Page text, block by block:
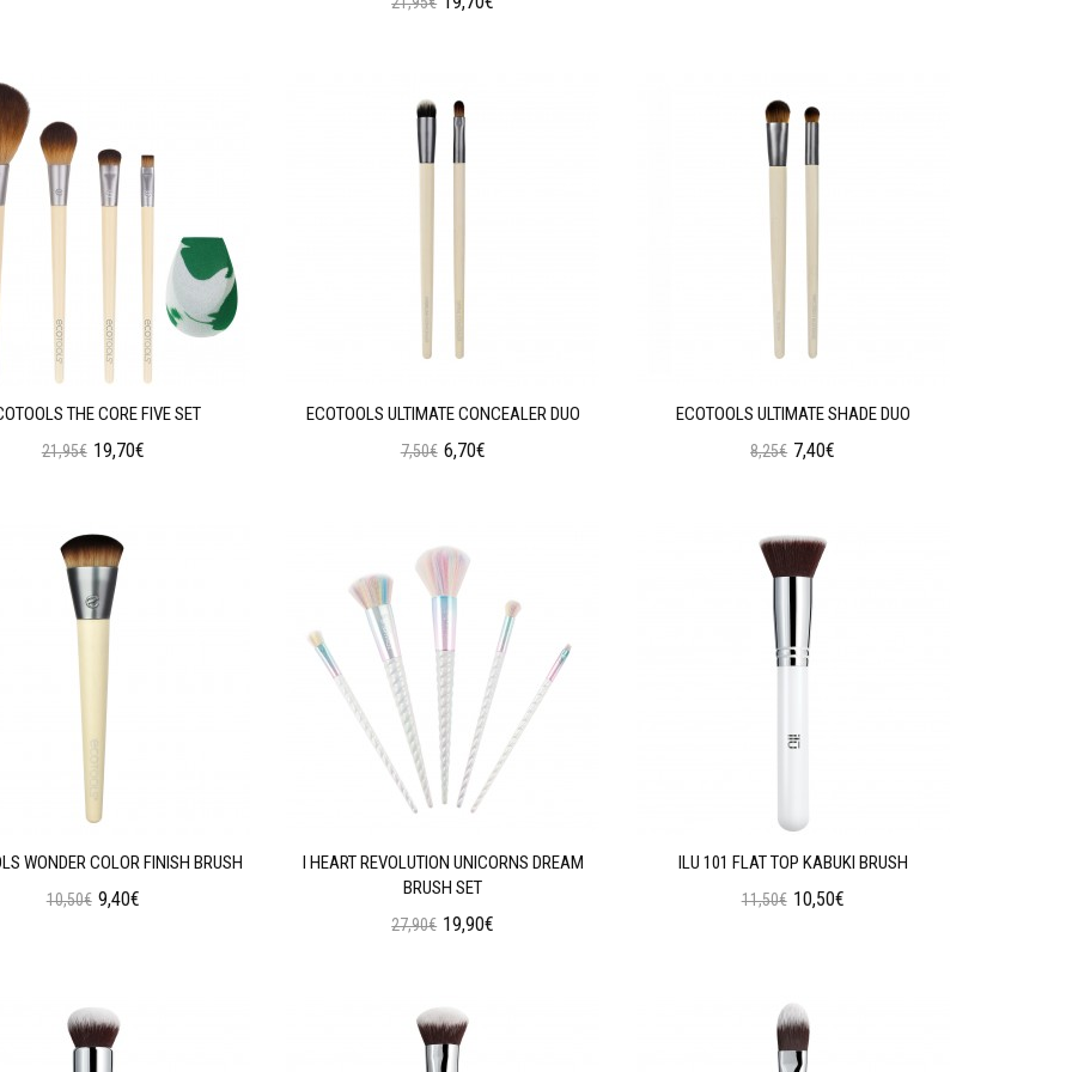
THE CORE FIVE SET
21,95€ 19,70€
ECOTOOLS ULTIMATE CONCEALER DUO
7,50€ 6,70€
ECOTOOLS ULTIMATE SHADE DUO
8,25€ 7,40€
WONDER COLOR FINISH BRUSH
10,50€ 9,40€
I HEART REVOLUTION UNICORNS DREAM
BRUSH SET
27,90€ 19,90€
ILU 101 FLAT TOP KABUKI BRUSH
11,50€ 10,50€